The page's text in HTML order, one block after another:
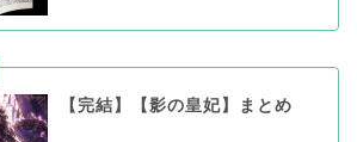
【完結】【影の皇妃】まとめ